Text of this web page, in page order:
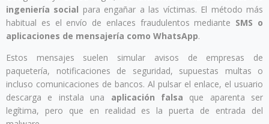
ingeniería social para engañar a las víctimas. El método más
habitual es el envío de enlaces fraudulentos mediante SMS o
aplicaciones de mensajería como WhatsApp.
Estos mensajes suelen simular avisos de empresas de
paquetería, notificaciones de seguridad, supuestas multas o
incluso comunicaciones de bancos. Al pulsar el enlace, el usuario
descarga e instala una aplicación falsa que aparenta ser
legítima, pero que en realidad es la puerta de entrada del